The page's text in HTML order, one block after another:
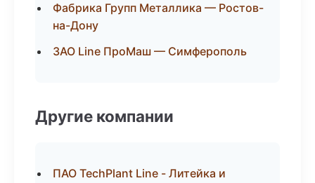
Фабрика Групп Металлика — Ростов-
на-Дону
ЗАО Line ПроМаш — Симферополь
Другие компании
ПАО TechPlant Line - Литейка и